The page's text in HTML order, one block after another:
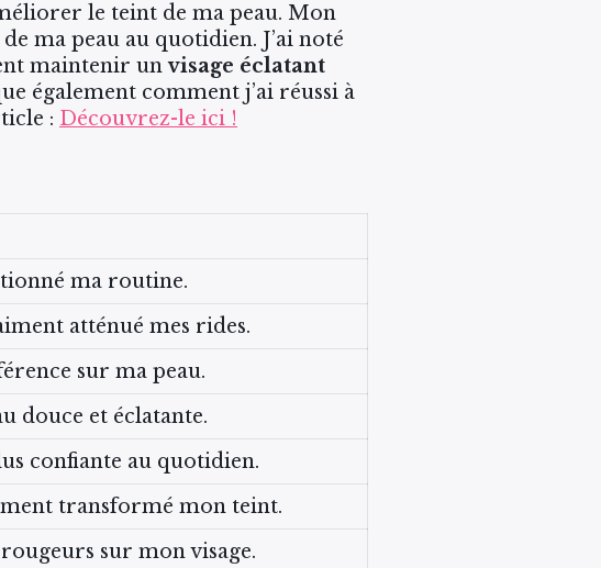
le teint de ma peau. Mon
ma peau au quotidien. J’ai noté
maintenir unvisage éclatant
également comment j’ai réussi à
: Découvrez-le ici !
ma routine.
atténué mes rides.
sur ma peau.
douce et éclatante.
confiante au quotidien.
transformé mon teint.
sur mon visage.